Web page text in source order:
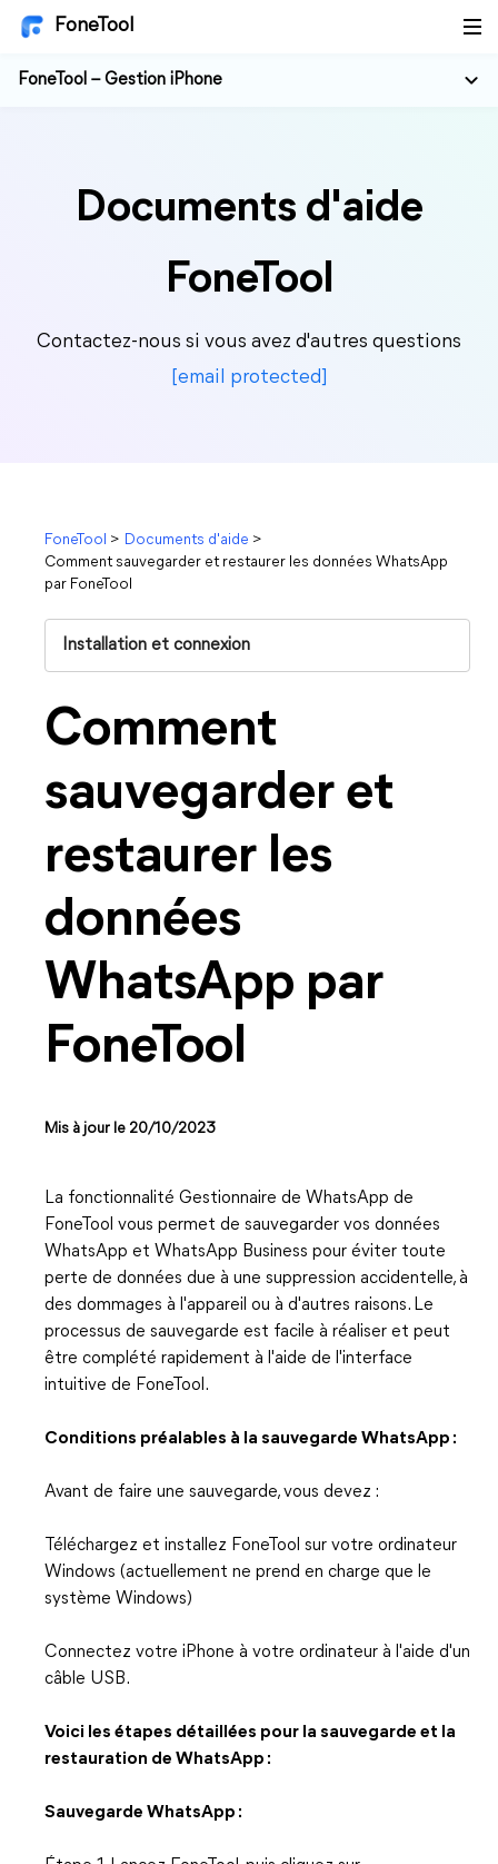
FoneTool
FoneTool – Gestion iPhone
Documents d'aide
FoneTool
Contactez-nous si vous avez d'autres questions
[email protected]
FoneTool > Documents d'aide >
Comment sauvegarder et restaurer les données WhatsApp
par FoneTool
Installation et connexion
Comment
sauvegarder et
restaurer les
données
WhatsApp par
FoneTool
Mis à jour le 20/10/2023
La fonctionnalité Gestionnaire de WhatsApp de
FoneTool vous permet de sauvegarder vos données
WhatsApp et WhatsApp Business pour éviter toute
perte de données due à une suppression accidentelle, à
des dommages à l'appareil ou à d'autres raisons. Le
processus de sauvegarde est facile à réaliser et peut
être complété rapidement à l'aide de l'interface
intuitive de FoneTool.
Conditions préalables à la sauvegarde WhatsApp :
Avant de faire une sauvegarde, vous devez :
Téléchargez et installez FoneTool sur votre ordinateur
Windows (actuellement ne prend en charge que le
système Windows)
Connectez votre iPhone à votre ordinateur à l'aide d'un
câble USB.
Voici les étapes détaillées pour la sauvegarde et la
restauration de WhatsApp :
Sauvegarde WhatsApp :